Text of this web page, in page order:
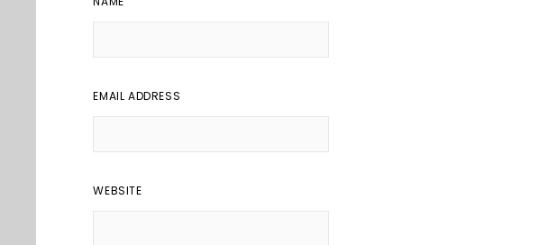
EMAIL ADDRESS
WEBSITE